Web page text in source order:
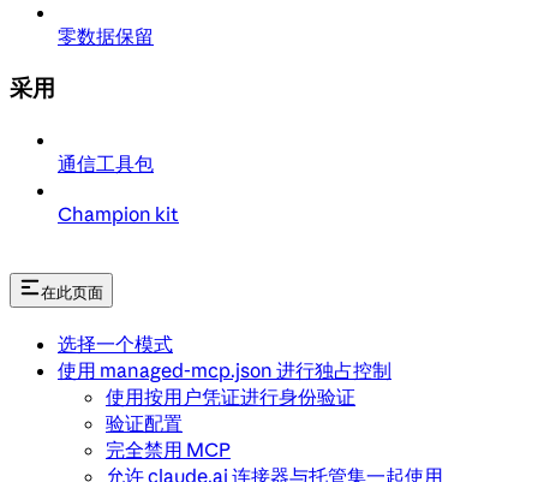
零数据保留
采用
通信工具包
Champion kit
在此页面
选择一个模式
使用 managed-mcp.json 进行独占控制
使用按用户凭证进行身份验证
验证配置
完全禁用 MCP
允许 claude.ai 连接器与托管集一起使用